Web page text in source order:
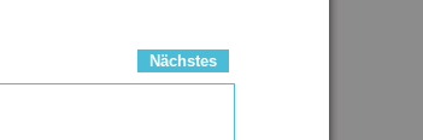
Nächstes